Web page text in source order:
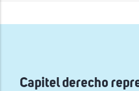
a
Capitel derecho